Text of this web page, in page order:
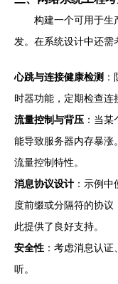
构建一个可用于生
发。在系统设计中还需
心跳与连接健康检测
时器功能，定期检查连
流量控制与背压 ：当
能导致服务器内存暴涨
流量控制特性。
消息协议设计 ：示例
度前缀或分隔符的协
此提供了良好支持。
安全性 ：考虑消息认
听。